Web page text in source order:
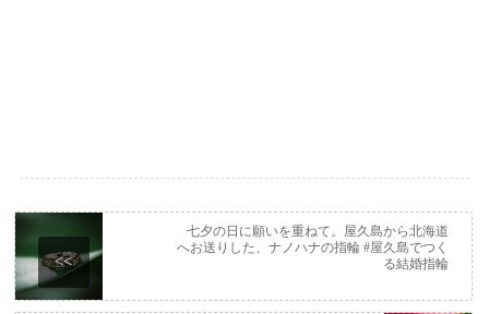
<<
七夕の日に願いを重ねて。屋久島から北海道
へお送りした、ナノハナの指輪 #屋久島でつく
る結婚指輪